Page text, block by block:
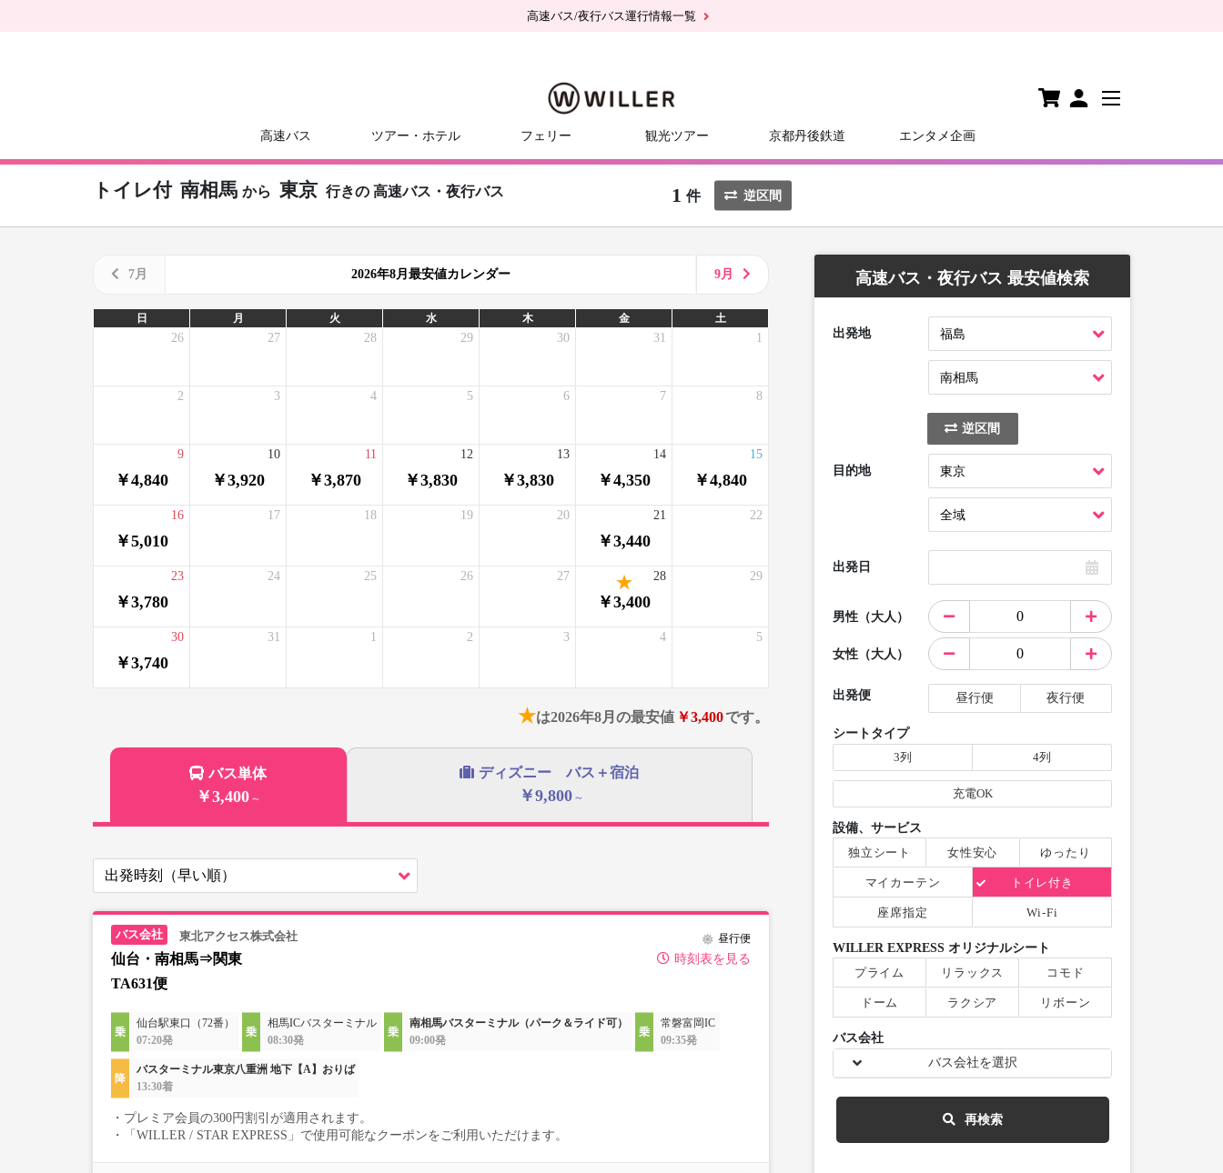
高速バス/夜行バス運行情報一覧
高速バス ツアー・ホテル フェリー 観光ツアー 京都丹後鉄道 エンタメ企画
トイレ付 南相馬 から 東京 行きの 高速バス・夜行バス 1 件 逆区間
7月 2026年8月最安値カレンダー 9月
日 月 火 水 木 金 土
26 27 28 29 30 31 1
2 3 4 5 6 7 8
￥4,840
9
￥3,920
10
￥3,870
11
￥3,830
12
￥3,830
13
￥4,350
14
￥4,840
15
￥5,010
16 17 18 19 20
￥3,440
21 22
￥3,780
23 24 25 26 27
￥3,400
28 29
￥3,740
30 31 1 2 3 4 5
★は2026年8月の最安値 ￥3,400です。
バス単体
￥3,400 ～
ディズニー バス＋宿泊
￥9,800 ～
東北アクセス株式会社
仙台・南相馬⇒関東
TA631便
時刻表を見る
昼行便
仙台駅東口（72番）
07:20発
相馬ICバスターミナル
08:30発
南相馬バスターミナル（パーク＆ライド可）
09:00発
常磐富岡IC
09:35発
バスターミナル東京八重洲 地下【A】おりば
13:30着
・プレミア会員の300円割引が適用されます。
・「WILLER / STAR EXPRESS」で使用可能なクーポンをご利用いただけます。
高速バス・夜行バス 最安値検索
出発地
逆区間
目的地
出発日
男性（大人）
女性（大人）
出発便 昼行便 夜行便
シートタイプ
3列
4列
充電OK
設備、サービス
独立シート
女性安心 ゆったり
マイカーテン トイレ付き
座席指定 Wi-Fi
WILLER EXPRESS オリジナルシート
プライム
リラックス コモド
ドーム ラクシア リボーン
バス会社
バス会社を選択
再検索